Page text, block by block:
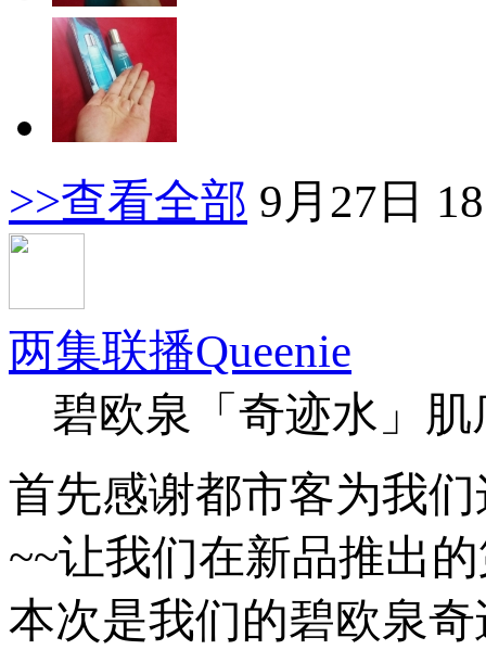
>>查看全部 9月27日
两集联播Queenie
碧欧泉「奇迹水」
首先感谢都市客为我
~~让我们在新品推出
本次是我们的碧欧泉